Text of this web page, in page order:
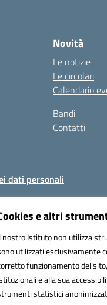
e altri
nostro Istituto non utilizza
utilizzati esclusivamente
funzionamento del
e alla sua
statistici
Novità
Le notizie
Le circolari
Calendario
Bandi
Contatti
dati personali